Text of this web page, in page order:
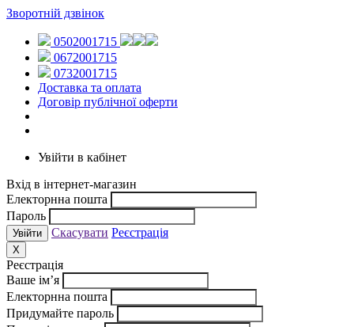
Зворотній дзвінок
0502001715
0672001715
0732001715
Доставка та оплата
Договір публічної оферти
Увійти в кабінет
Вхід в інтернет-магазин
Електорнна пошта
Пароль
Скасувати Реєстрація
X
Реєстрація
Ваше ім’я
Електорнна пошта
Придумайте пароль